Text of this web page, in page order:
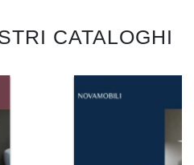
CATALOGHI